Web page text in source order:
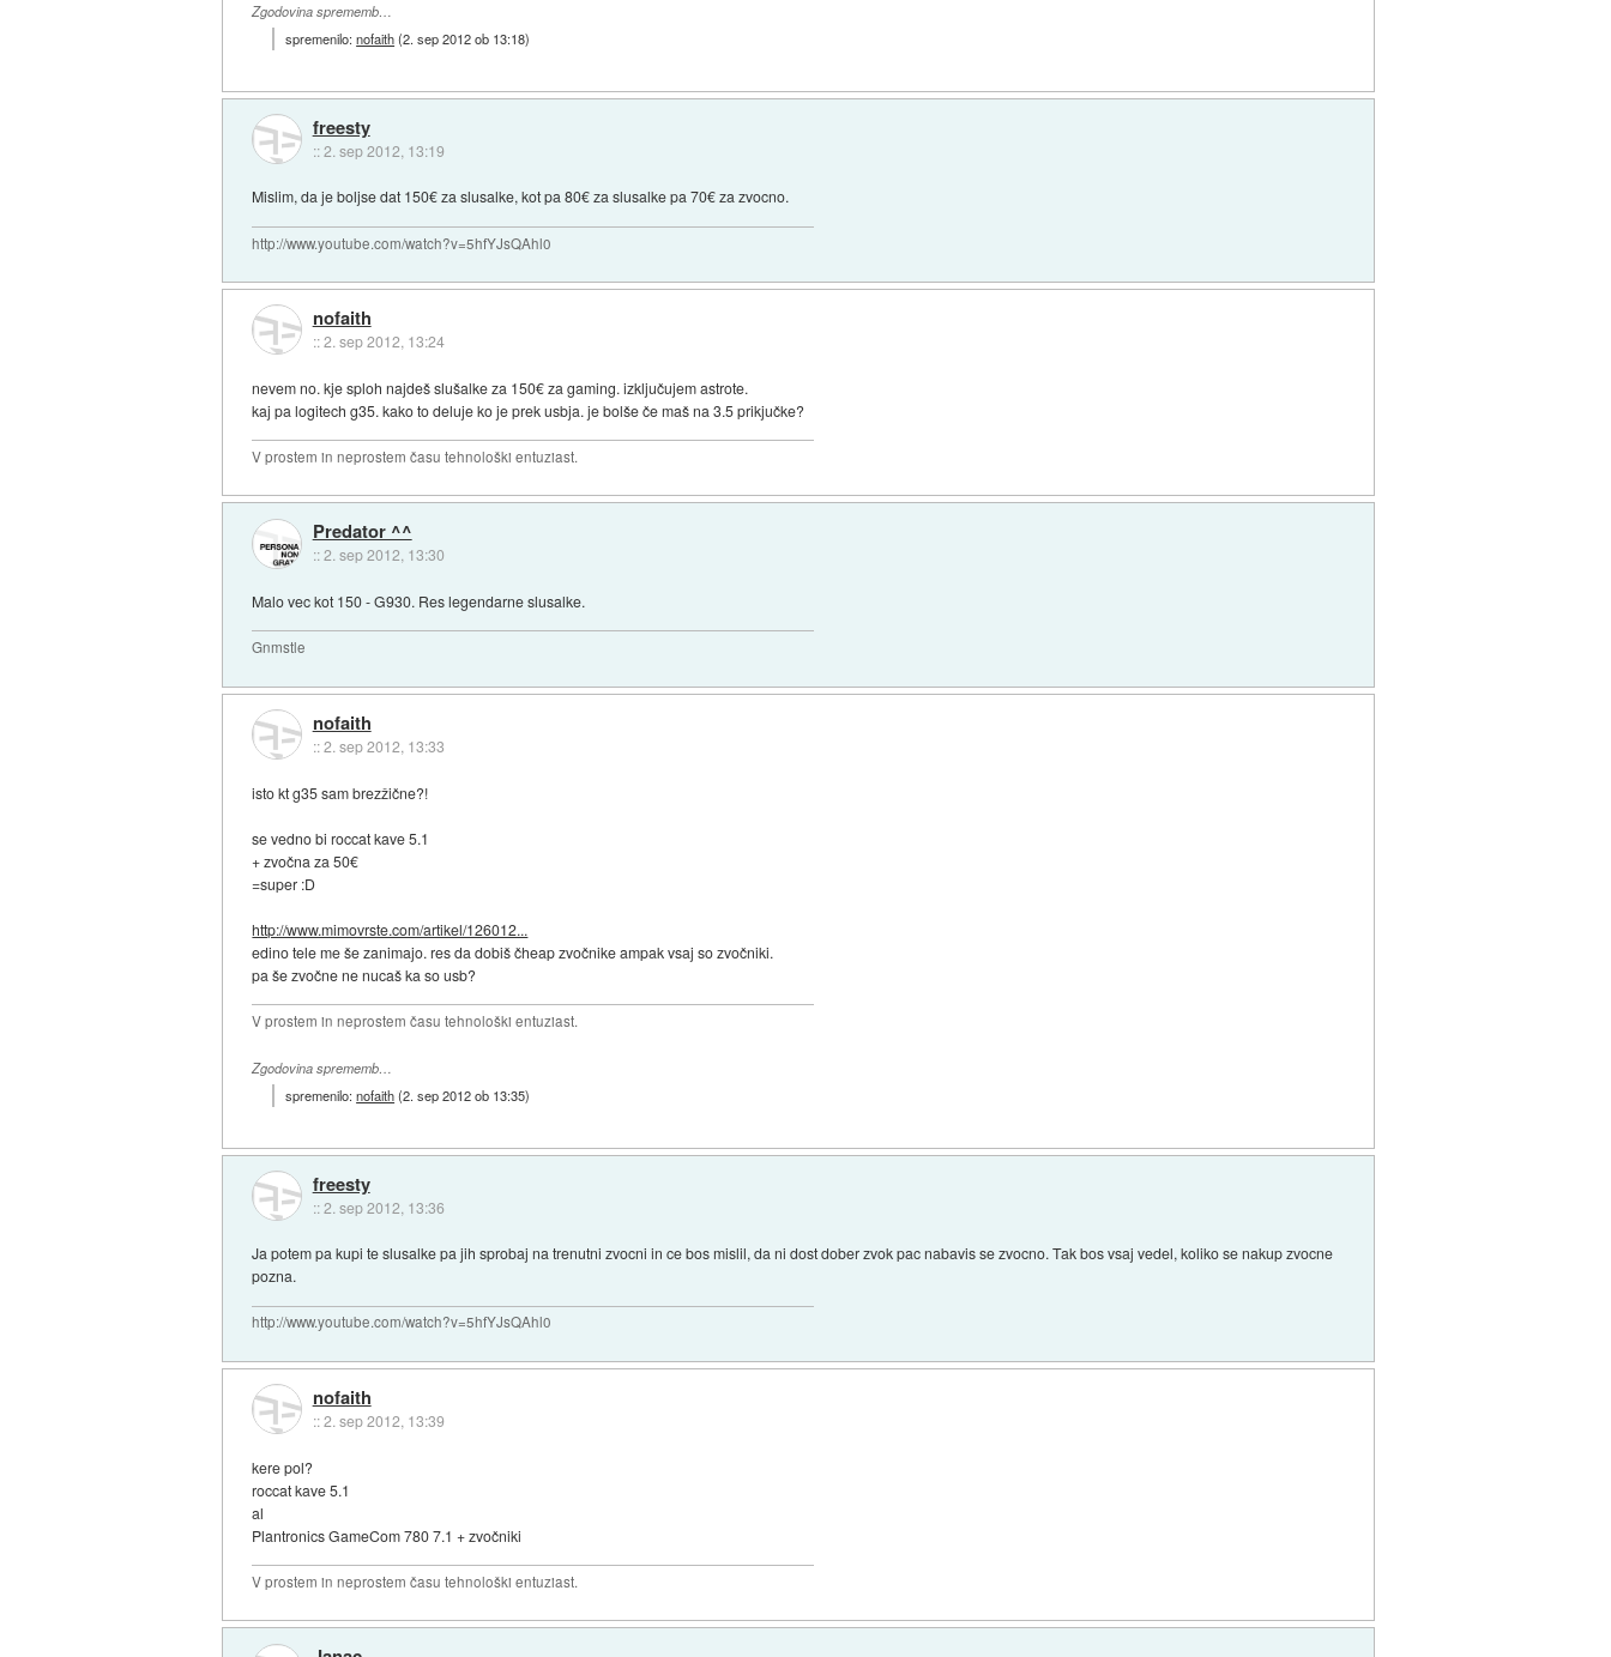
Zgodovina sprememb…
spremenilo:nofaith(2. sep 2012 ob 13:18)
freesty
::2. sep 2012, 13:19
Mislim, da je boljse dat 150€ za slusalke, kot pa 80€ za slusalke pa 70€ za zvocno.
http://www.youtube.com/watch?v=5hfYJsQAhl0
nofaith
::2. sep 2012, 13:24
nevem no. kje sploh najdeš slušalke za 150€ za gaming. izključujem astrote.
kaj pa logitech g35. kako to deluje ko je prek usbja. je bolše če maš na 3.5 prikjučke?
V prostem in neprostem času tehnološki entuziast.
Predator ^^
::2. sep 2012, 13:30
Malo vec kot 150 - G930. Res legendarne slusalke.
Gnmstle
nofaith
::2. sep 2012, 13:33
isto kt g35 sam brezžične?!
se vedno bi roccat kave 5.1
+ zvočna za 50€
=super :D
http://www.mimovrste.com/artikel/126012...
edino tele me še zanimajo. res da dobiš čheap zvočnike ampak vsaj so zvočniki.
pa še zvočne ne nucaš ka so usb?
V prostem in neprostem času tehnološki entuziast.
Zgodovina sprememb…
spremenilo:nofaith(2. sep 2012 ob 13:35)
freesty
::2. sep 2012, 13:36
Ja potem pa kupi te slusalke pa jih sprobaj na trenutni zvocni in ce bos mislil, da ni dost dober zvok pac nabavis se zvocno. Tak bos vsaj vedel, koliko se nakup zvocne
pozna.
http://www.youtube.com/watch?v=5hfYJsQAhl0
nofaith
::2. sep 2012, 13:39
kere pol?
roccat kave 5.1
al
Plantronics GameCom 780 7.1 + zvočniki
V prostem in neprostem času tehnološki entuziast.